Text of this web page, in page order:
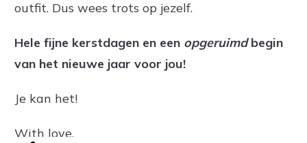
outfit. Dus wees trots op jezelf.
Hele fijne kerstdagen en een opgeruimdbegin
van het nieuwe jaar voor jou!
Je kan het!
With love,